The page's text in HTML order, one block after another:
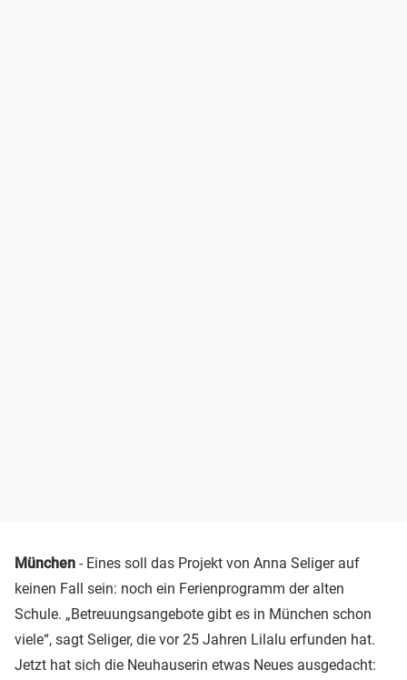
München - Eines soll das Projekt von Anna Seliger auf
keinen Fall sein: noch ein Ferienprogramm der alten
Schule. „Betreuungsangebote gibt es in München schon
viele“, sagt Seliger, die vor 25 Jahren Lilalu erfunden hat.
Jetzt hat sich die Neuhauserin etwas Neues ausgedacht: